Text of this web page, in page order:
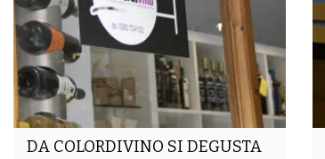
DA COLORDIVINO SI DEGUSTA